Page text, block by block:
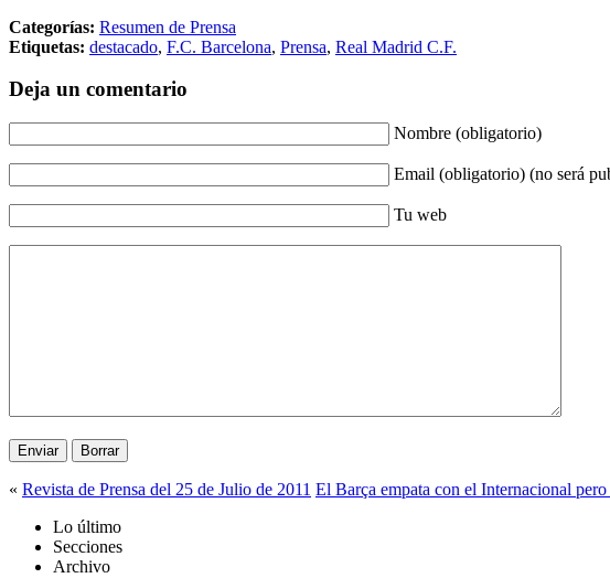
Categorías: Resumen de Prensa
Etiquetas: destacado, F.C. Barcelona, Prensa, Real Madrid C.F.
Deja un comentario
Nombre (obligatorio)
Email (obligatorio) (no será
Tu web
« Revista de Prensa del 25 de Julio de 2011 El Barça empata con el Internacional
Lo último
Secciones
Archivo